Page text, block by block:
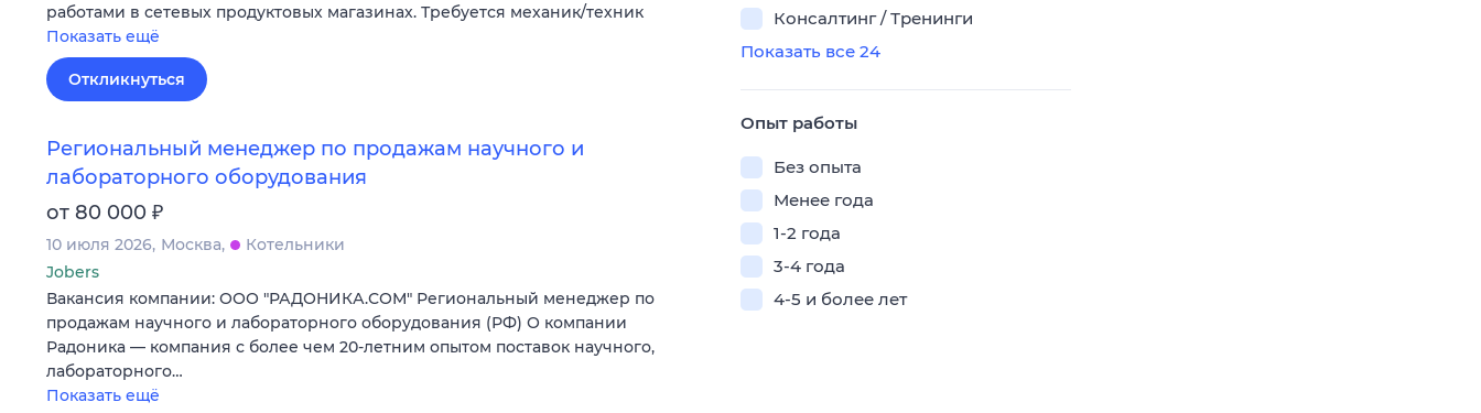
работами в сетевых продуктовых магазинах. Требуется механик/техник
Показать ещё
Откликнуться
Региональный менеджер по продажам научного и
лабораторного оборудования
от 80 000 ₽
10 июля 2026 Москва
Котельники
Jobers
Вакансия компании: ООО "РАДОНИКА.СОМ" Региональный менеджер по
продажам научного и лабораторного оборудования (РФ) О компании
Радоника — компания с более чем 20-летним опытом поставок научного,
лабораторного…
Показать ещё
Консалтинг / Тренинги
Показать все 24
Опыт работы
Без опыта
Менее года
1-2 года
3-4 года
4-5 и более лет